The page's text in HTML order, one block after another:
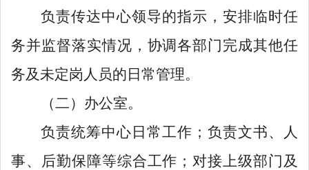
负责传达中心领导的指示，安排临时任
务并监督落实情况，协调各部门完成其他任
务及未定岗人员的日常管理。
（二）办公室。
负责统筹中心日常工作；负责文书、人
事、后勤保障等综合工作；对接上级部门及